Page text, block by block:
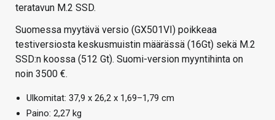
teratavun M.2 SSD.
Suomessa myytävä versio (GX501VI) poikkeaa
testiversiosta keskusmuistin määrässä (16Gt) sekä M.2
SSD:n koossa (512 Gt). Suomi-version myyntihinta on
noin 3500 €.
Ulkomitat: 37,9 x 26,2 x 1,69–1,79 cm
Paino: 2,27 kg